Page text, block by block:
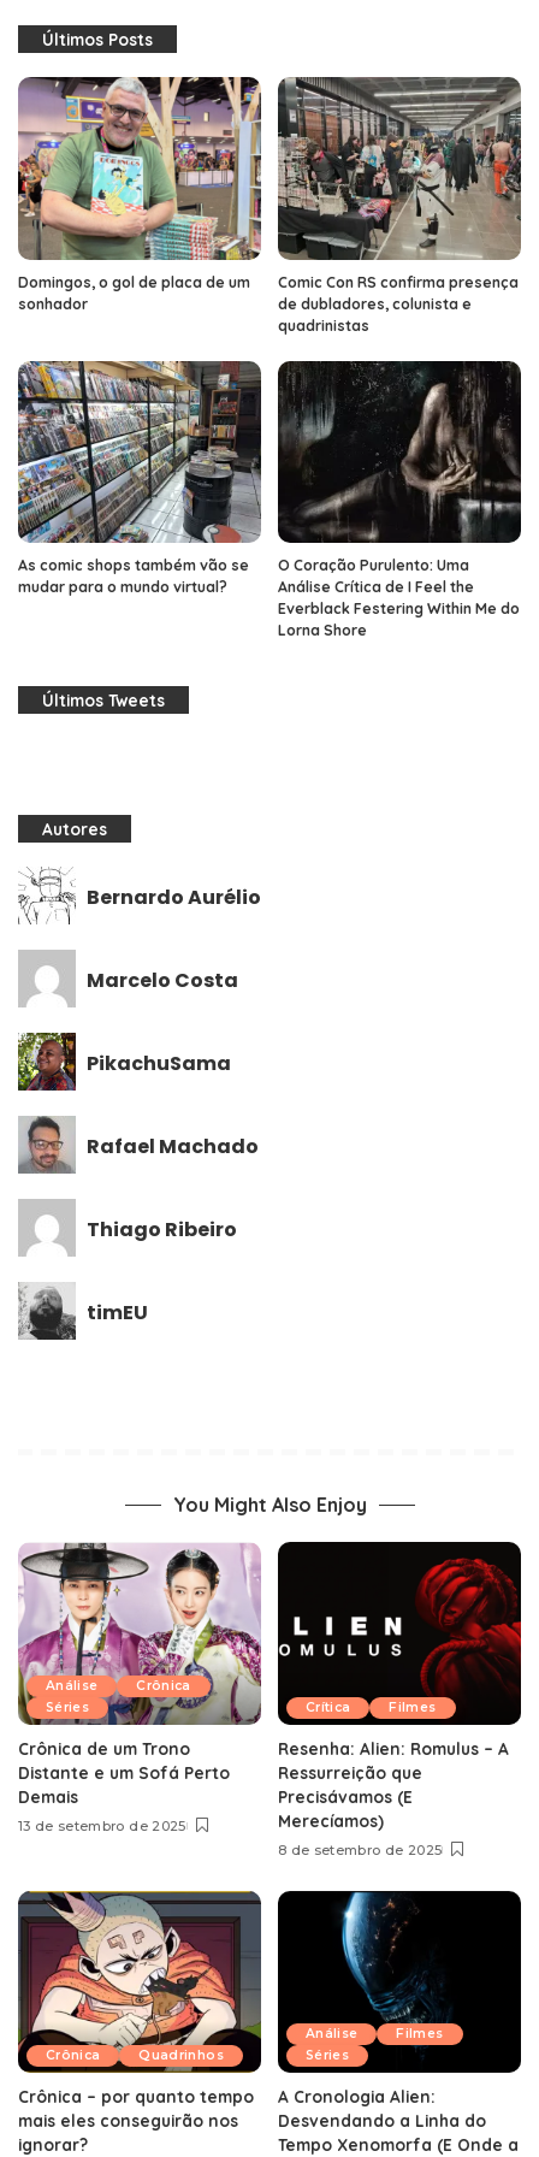
Últimos Posts
Domingos, o gol de placa de um
sonhador
Comic Con RS confirma presença
de dubladores, colunista e
quadrinistas
As comic shops também vão se
mudar para o mundo virtual?
O Coração Purulento: Uma
Análise Crítica de I Feel the
Everblack Festering Within Me do
Lorna Shore
Últimos Tweets
Autores
Bernardo Aurélio
Marcelo Costa
PikachuSama
Rafael Machado
Thiago Ribeiro
timEU
You Might Also Enjoy
Análise
Crônica
Séries
Crônica de um Trono
Distante e um Sofá Perto
Demais
13 de setembro de 2025
Crítica Filmes
Resenha: Alien: Romulus – A
Ressurreição que
Precisávamos (E
Merecíamos)
8 de setembro de 2025
Crônica Quadrinhos
Crônica – por quanto tempo
mais eles conseguirão nos
ignorar?
Análise
Filmes
Séries
A Cronologia Alien:
Desvendando a Linha do
Tempo Xenomorfa (E Onde a